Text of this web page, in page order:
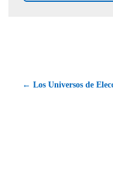
← Los Universos de